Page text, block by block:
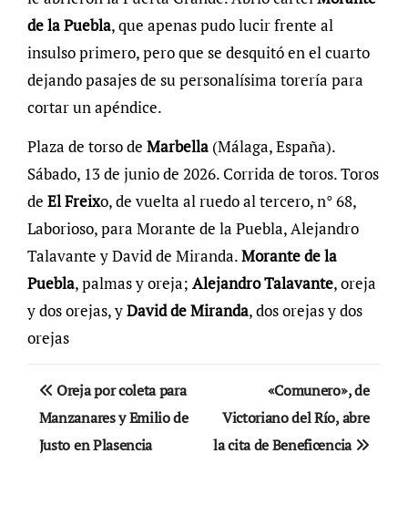
de la Puebla, que apenas pudo lucir frente al
insulso primero, pero que se desquitó en el cuarto
dejando pasajes de su personalísima torería para
cortar un apéndice.
Plaza de torso de Marbella(Málaga, España).
Sábado, 13 de junio de 2026. Corrida de toros. Toros
de El Freixo, de vuelta al ruedo al tercero, n° 68,
Laborioso, para Morante de la Puebla, Alejandro
Talavante y David de Miranda.Morante de la
Puebla, palmas y oreja; Alejandro Talavante, oreja
y dos orejas, yDavid de Miranda, dos orejas y dos
orejas
Navegación
de
entradas
Oreja por coleta para
Manzanares y Emilio de
Justo en Plasencia
«Comunero», de
Victoriano del Río, abre
la cita de Beneficencia